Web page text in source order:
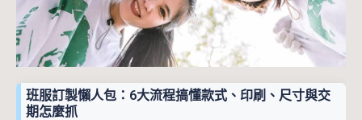
班服訂製懶人包：6大流程搞懂款式、印刷、尺寸與交
期怎麼抓